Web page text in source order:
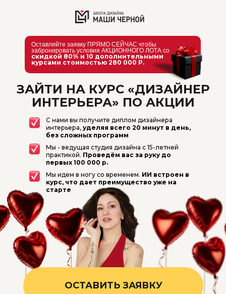
ЗАЙТИ НА КУРС «ДИЗАЙНЕР
ИНТЕРЬЕРА» ПО АКЦИИ
Мы - ведущая студия дизайна с 15-летней
практикой. Проведём вас за руку до
первых 100 000 р.
С нами вы получите диплом дизайнера
интерьера, уделяя всего 20 минут в день,
без сложных программ
Мы идем в ногу со временем. ИИ встроен в
курс, что дает преимущество уже на
старте
Оставляйте заявку ПРЯМО СЕЙЧАС чтобы
забронировать условия АКЦИОННОГО ЛОТА со
скидкой 80% и 10 дополнительными
курсами стоимостью 280 000 Р.
ОСТАВИТЬ ЗАЯВКУ